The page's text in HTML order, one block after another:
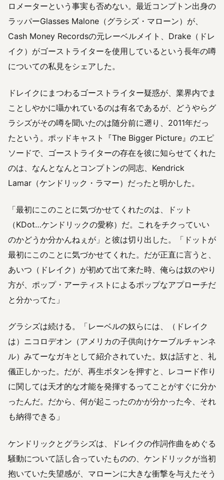
ロメーターという事実も否めない。最近コンプトン出身の
ラッパーGlasses Malone（グラシズ・マローン）が、
Cash Money Recordsの元レーベルメイト、Drake（ドレ
イク）がゴーストライターを使用しているという長年の噂
についての私見をシェアした。
ドレイクにまつわるゴーストライター疑惑が、業界内でま
ことしやかに囁かれているのは有名であるが、どうやらグ
ラシズがその噂を聞いたのは随分前に遡り、2011年だっ
たという。ポッドキャスト『The Bigger Picture』のエピ
ソードで、ゴーストライターの存在を彼に知らせてくれた
のは、なんとなんとコンプトンの同志、Kendrick
Lamar（ケンドリック・ラマー）だったと明かした。
「最初にこのことに気づかせてくれたのは、ドット
（KDot…ケンドリックの愛称）だ。これをチクっていい
のかどうか分かんねぇが」と彼は切り出した。「ドットが
最初にこのことに気づかせてくれた。だが正直に言うと、
あいつ（ドレイク）が初めて出て来た時、俺らは奴のやり
方が、ポップ・アーティストによるポップなアプローチだ
と分かってた」
グラシズは続ける。「レーベルの奴らには、（ドレイク
は）ニコロデオン（アメリカの子供向けケーブルチャンネ
ル）みてーなガキとして紹介されていた。奴は話すと、礼
儀正しかった。だが、再生ボタンを押すと、レコード作り
に関しては天才的な才能を発揮するってことがすぐに分か
ったんだ。だから、何が起こったのかが分かった今、それ
も納得できる」
ケンドリックとグラシズは、ドレイクの作詞作曲をめぐる
騒動について話し合っていたものの、ケンドリックが当初
抱いていた失望感が、マローンに大きな衝撃を与えたそう